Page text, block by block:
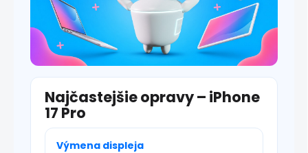
Najčastejšie opravy – iPhone
17 Pro
Výmena displeja